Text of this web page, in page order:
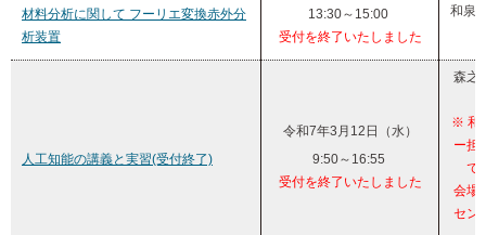
材料分析に関して フーリエ変換赤外分
析装置
13:30～15:00
受付を終了いたしました
和泉
人工知能の講義と実習(受付終了)
令和7年3月12日（水）
9:50～16:55
受付を終了いたしました
森之
※ 和
ー担
で
会場
セン